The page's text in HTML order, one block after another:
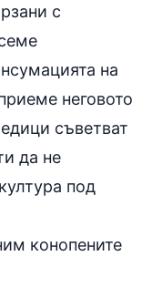
с
на
неговото
съветват
да не
под
конопените